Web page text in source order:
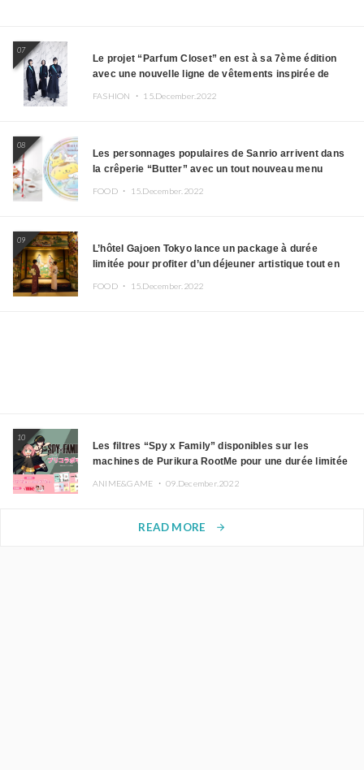
07
Le projet “Parfum Closet” en est à sa 7ème édition
avec une nouvelle ligne de vêtements inspirée de
FASHION ・ 15.December.2022
08
Les personnages populaires de Sanrio arrivent dans
la crêperie “Butter” avec un tout nouveau menu
FOOD ・ 15.December.2022
09
L’hôtel Gajoen Tokyo lance un package à durée
limitée pour profiter d’un déjeuner artistique tout en
FOOD ・ 15.December.2022
10
Les filtres “Spy x Family” disponibles sur les
machines de Purikura RootMe pour une durée limitée
ANIME&GAME ・09.December.2022
READ MORE arrow_forward